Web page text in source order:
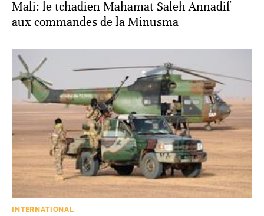
Mali: le tchadien Mahamat Saleh Annadif
aux commandes de la Minusma
INTERNATIONAL